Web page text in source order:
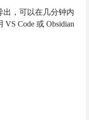
出，可以在几分钟内
Code 或 Obsidian